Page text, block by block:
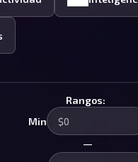
Rangos:
Min
—